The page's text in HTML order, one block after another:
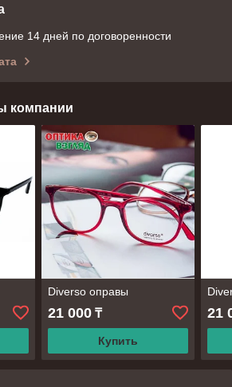
14 дней по договоренности
компании
Diverso оправы
21 000₸
Купить
21